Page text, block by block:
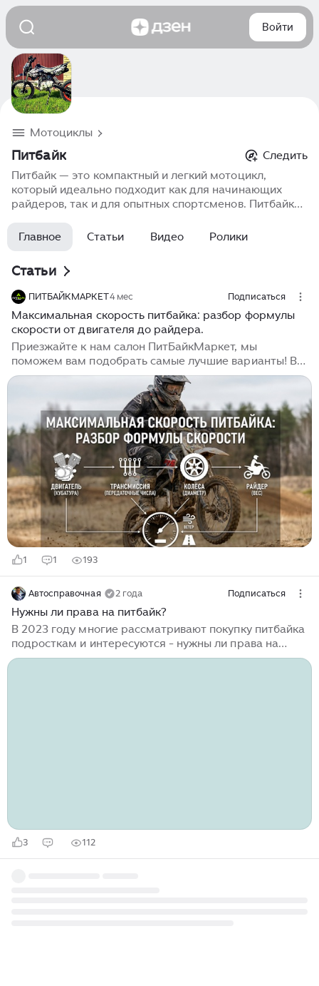
Войти
Мотоциклы
Питбайк
Следить
Питбайк — это компактный и легкий мотоцикл,
который идеально подходит как для начинающих
райдеров, так и для опытных спортсменов. Питбайки
двигателями и легкой управляемостью, что делает их
отличным вариантом для обучения, тренировок и
и подростков, а также среди взрослых, которые ищут
легкий и маневренный мотоцикл для поездок по
лесным и загородным маршрутам. Питбайки
идеально сочетают в себе простоту, стиль и отличные
технические характеристики.
Главное Статьи Видео Ролики
Статьи
ПИТБАЙКМАРКЕТ4 мес Подписаться
Максимальная скорость питбайка: разбор формулы
скорости от двигателя до райдера.
Приезжайте к нам салон ПитБайкМаркет, мы
поможем вам подобрать самые лучшие варианты! В
мире мототехники питбайк занимает уникальную
нишу. Это не громоздкий круизер для дальних
путешествий и не сверхзвуковой спортбайк,
созданный для трековых рекордов. Питбайк — это
концентрат адреналина, компактный бунтарь,
рожденный для грязи, трамплинов и чистого,
незамутненного веселья. Однако, несмотря на его
внедорожную сущность, вопрос «А сколько он едет?»
неизменно возникает как у новичков, так и у опытных
райдеров, желающих выжать из своей машины
максимум...
1 1 193
Автосправочная 2 года Подписаться
Нужны ли права на питбайк?
В 2023 году многие рассматривают покупку питбайка
подросткам и интересуются - нужны ли права на
питбайк? В 2023 году многие родители
3 112